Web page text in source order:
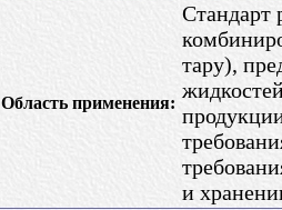
Область применения:
Стандарт
тару),
и